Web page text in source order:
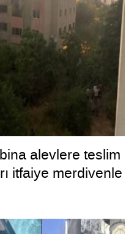
alevlere teslim
itfaiye merdivenle